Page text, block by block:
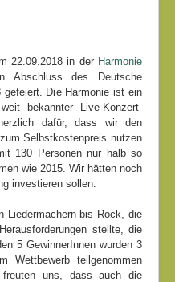
22.09.2018 in der Harmonie
Abschluss des Deutsche
gefeiert. Die Harmonie ist ein
bekannter Live-Konzert-
dafür, dass wir den
Selbstkostenpreis nutzen
130 Personen nur halb so
wie 2015. Wir hätten noch
investieren sollen.
Liedermachern bis Rock, die
stellte, die
5 GewinnerInnen wurden 3
Wettbewerb teilgenommen
uns, dass auch die